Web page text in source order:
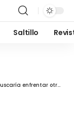
Saltillo
a México tras el Mundial 2026